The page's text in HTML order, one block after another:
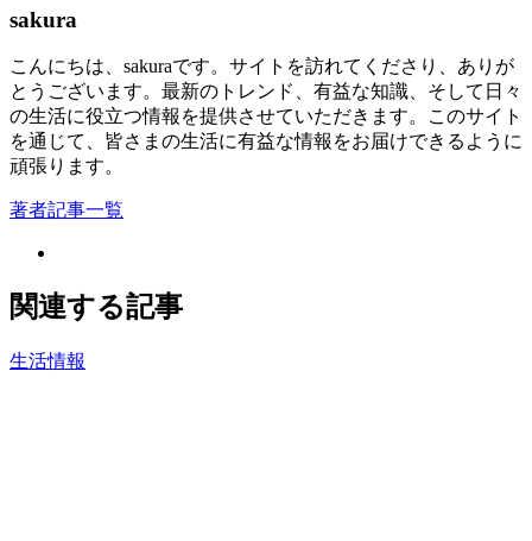
sakura
こんにちは、sakuraです。サイトを訪れてくださり、ありが
とうございます。最新のトレンド、有益な知識、そして日々
の生活に役立つ情報を提供させていただきます。このサイト
を通じて、皆さまの生活に有益な情報をお届けできるように
頑張ります。
著者記事一覧
関連する記事
生活情報